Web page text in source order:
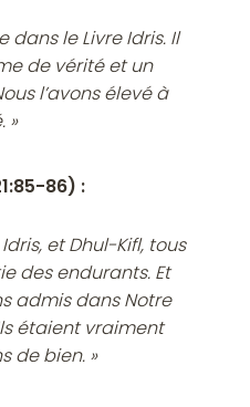
dans le Livre Idris. Il
de vérité et un
l’avons élevé à
»
86) :
et Dhul-Kifl, tous
des endurants. Et
admis dans Notre
étaient vraiment
de bien. »